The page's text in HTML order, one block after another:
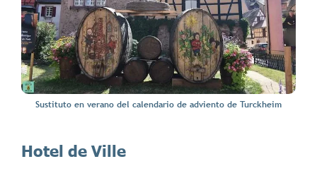
Sustituto en verano del calendario de adviento de Turckheim
Hotel de Ville